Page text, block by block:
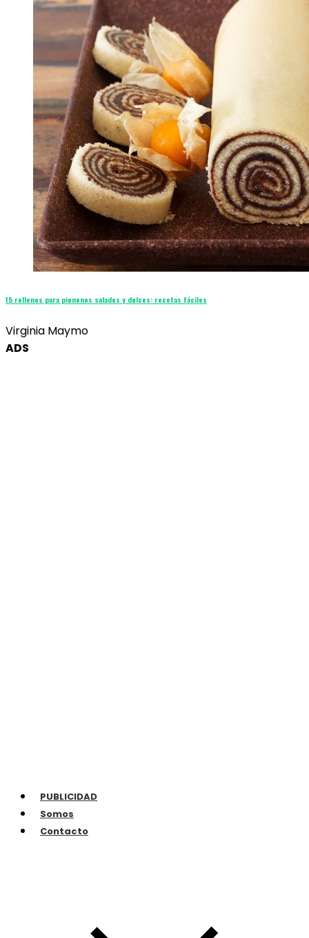
15 rellenos para piononos salados y dulces: recetas fáciles
Virginia Maymo
ADS
PUBLICIDAD
Somos
Contacto